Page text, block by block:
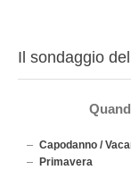
Il sondaggio
Capodanno /
Primavera